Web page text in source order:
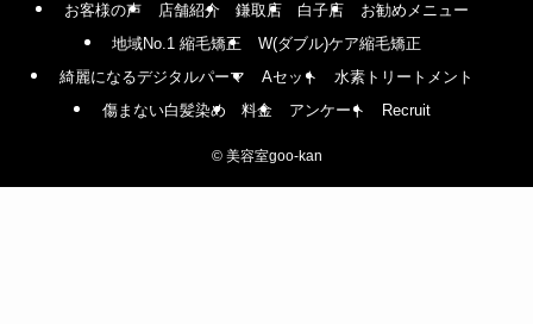
お客様の声
店舗紹介 鎌取店 白子店
お勧めメニュー
地域No.1 縮毛矯正
W(ダブル)ケア縮毛矯正
綺麗になるデジタルパーマ
Aセット
水素トリートメント
傷まない白髪染め
料金 アンケート Recruit
©美容室goo-kan